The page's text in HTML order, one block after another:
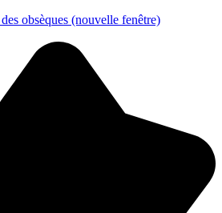
obsèques (nouvelle fenêtre)